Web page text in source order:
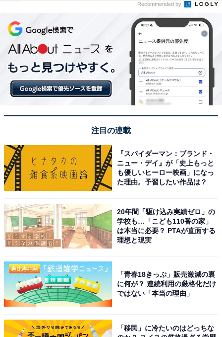
【Amazon.co.jp限定】HiKOKI(ハイコーキ) 36V 充電式
振動ドライバードリル DV36DC 最大トルク155N・m 蓄電
Amazonで見る
HiKOKI(ハイコーキ) 36V コードレスディスクグライ
ンダ
HiKOKI(ハイコーキ) 36V 充電式 ロータリハンマドリル
集じんシステム取り付け可 4.0Ah蓄電池2個・充電器・シ
ステムケース3付 DH3628DA (2WPZ)
Amazonで見る
HiKOKI(ハイコーキ) コードレスクリーナ
Recommended by
注目の連載
『スパイダーマン：ブランド・
ニュー・デイ』が「史上もっと
も優しいヒーロー映画」になっ
た理由。予習したい作品は？
20年間「駆け込み実績ゼロ」の
学校も…「こども110番の家」
は本当に必要？ PTAが直面する
理想と現実
「青春18きっぷ」販売激減の裏
に何が？ 連続利用の厳格化だけ
ではない「本当の理由」
「移民」に冷たいのはどっちな